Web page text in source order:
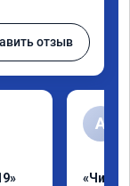
отзыв
А
«Чип